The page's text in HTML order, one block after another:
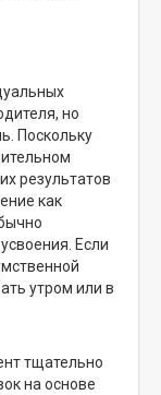
но
Поскольку
результатов
как
Если
утром или в
тщательно
на основе